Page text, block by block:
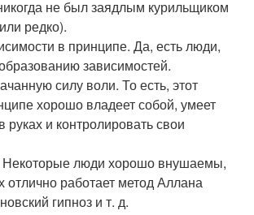
не был заядлым курильщиком
редко).
в принципе. Да, есть люди,
зависимостей.
силу воли. То есть, этот
хорошо владеет собой, умеет
руках и контролировать свои
люди хорошо внушаемы,
отлично работает метод Аллана
гипноз и т. д.